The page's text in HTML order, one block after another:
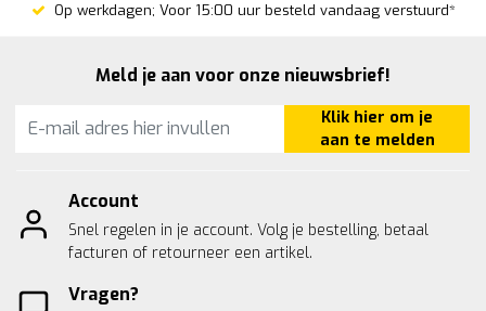
Op werkdagen; Voor 15:00 uur besteld vandaag verstuurd*
Meld je aan voor onze nieuwsbrief!
Klik hier om je
aan te melden
Account
Snel regelen in je account. Volg je bestelling, betaal
facturen of retourneer een artikel.
Vragen?